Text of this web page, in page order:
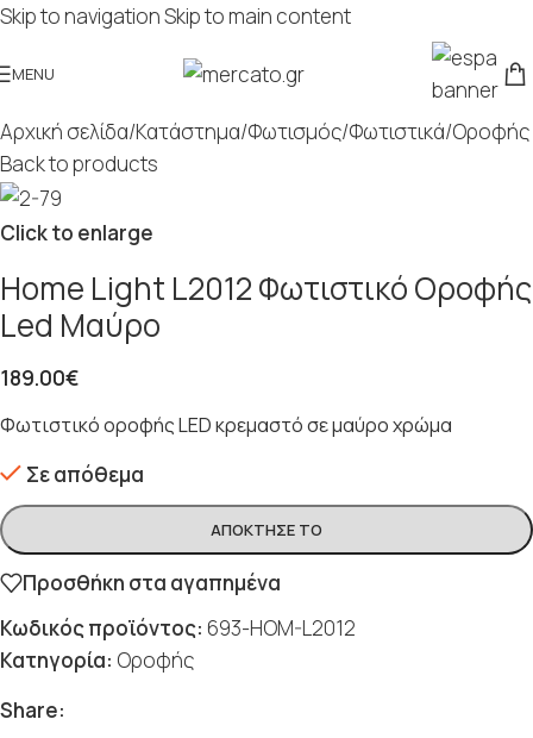
Skip to navigationSkip to main content
MENU
Αρχική σελίδα/Κατάστημα/Φωτισμός/Φωτιστικά/Οροφής
Back to products
Click to enlarge
Home Light L2012 Φωτιστικό Οροφής
Led Μαύρο
189.00€
Φωτιστικό οροφής LED κρεμαστό σε μαύρο χρώμα
Σε απόθεμα
ΑΠΌΚΤΗΣΈ ΤΟ
Προσθήκη στα αγαπημένα
Κωδικός προϊόντος: 693-HOM-L2012
Κατηγορία: Οροφής
Share: